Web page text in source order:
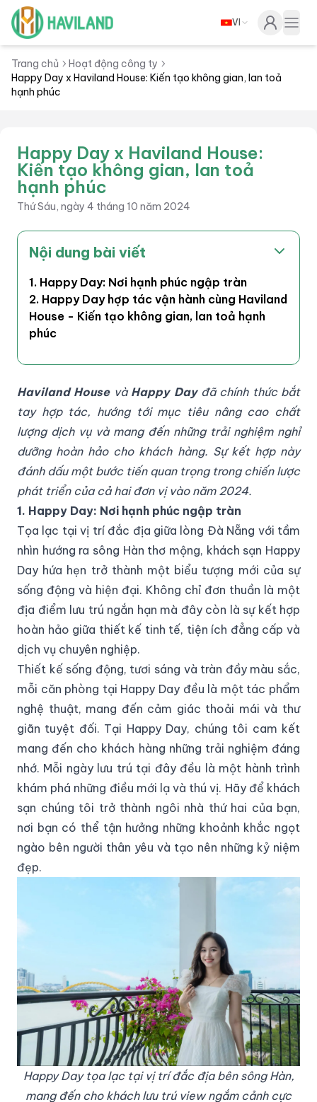
Haviland
VI
Trang chủ
Hoạt động công ty
Happy Day x Haviland House: Kiến tạo không gian, lan toả
hạnh phúc
Happy Day x Haviland House:
Kiến tạo không gian, lan toả
hạnh phúc
Thứ Sáu, ngày 4 tháng 10 năm 2024
Nội dung bài viết
1. Happy Day: Nơi hạnh phúc ngập tràn
2. Happy Day hợp tác vận hành cùng Haviland
House - Kiến tạo không gian, lan toả hạnh
phúc
Haviland Housevà Happy Dayđã chính thức bắt
tay hợp tác, hướng tới mục tiêu nâng cao chất
lượng dịch vụ và mang đến những trải nghiệm nghỉ
dưỡng hoàn hảo cho khách hàng. Sự kết hợp này
đánh dấu một bước tiến quan trọng trong chiến lược
phát triển của cả hai đơn vị vào năm 2024.
1. Happy Day: Nơi hạnh phúc ngập tràn
Tọa lạc tại vị trí đắc địa giữa lòng Đà Nẵng với tầm
nhìn hướng ra sông Hàn thơ mộng, khách sạn Happy
Day hứa hẹn trở thành một biểu tượng mới của sự
sống động và hiện đại. Không chỉ đơn thuần là một
địa điểm lưu trú ngắn hạn mà đây còn là sự kết hợp
hoàn hảo giữa thiết kế tinh tế, tiện ích đẳng cấp và
dịch vụ chuyên nghiệp.
Thiết kế sống động, tươi sáng và tràn đầy màu sắc,
mỗi căn phòng tại Happy Day đều là một tác phẩm
nghệ thuật, mang đến cảm giác thoải mái và thư
giãn tuyệt đối. Tại Happy Day, chúng tôi cam kết
mang đến cho khách hàng những trải nghiệm đáng
nhớ. Mỗi ngày lưu trú tại đây đều là một hành trình
khám phá những điều mới lạ và thú vị. Hãy để khách
sạn chúng tôi trở thành ngôi nhà thứ hai của bạn,
nơi bạn có thể tận hưởng những khoảnh khắc ngọt
ngào bên người thân yêu và tạo nên những kỷ niệm
đẹp.
Happy Day tọa lạc tại vị trí đắc địa bên sông Hàn,
mang đến cho khách lưu trú view ngắm cảnh cực